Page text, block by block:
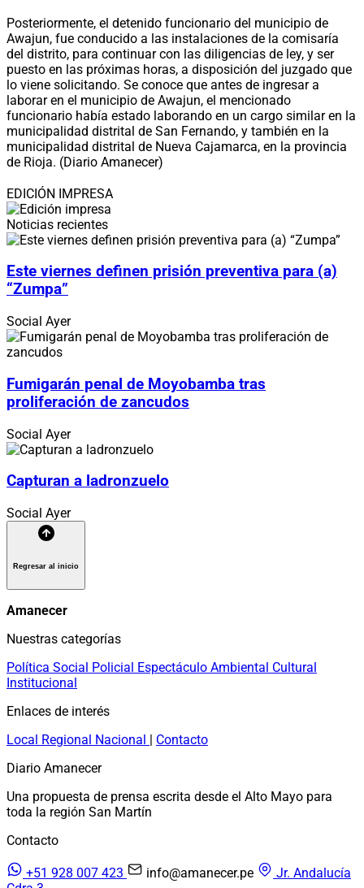
Posteriormente, el detenido funcionario del municipio de
Awajun, fue conducido a las instalaciones de la comisaría
del distrito, para continuar con las diligencias de ley, y ser
puesto en las próximas horas, a disposición del juzgado que
lo viene solicitando. Se conoce que antes de ingresar a
laborar en el municipio de Awajun, el mencionado
funcionario había estado laborando en un cargo similar en la
municipalidad distrital de San Fernando, y también en la
municipalidad distrital de Nueva Cajamarca, en la provincia
de Rioja. (Diario Amanecer)
EDICIÓN IMPRESA
Noticias recientes
Este viernes definen prisión preventiva para (a)
“Zumpa”
Social Ayer
Fumigarán penal de Moyobamba tras
proliferación de zancudos
Social Ayer
Capturan a ladronzuelo
Social Ayer
Regresar al inicio
Amanecer
Nuestras categorías
Política Social Policial Espectáculo Ambiental Cultural
Institucional
Enlaces de interés
Local Regional Nacional | Contacto
Diario Amanecer
Una propuesta de prensa escrita desde el Alto Mayo para
toda la región San Martín
Contacto
+51 928 007 423 info@amanecer.pe
Jr. Andalucía